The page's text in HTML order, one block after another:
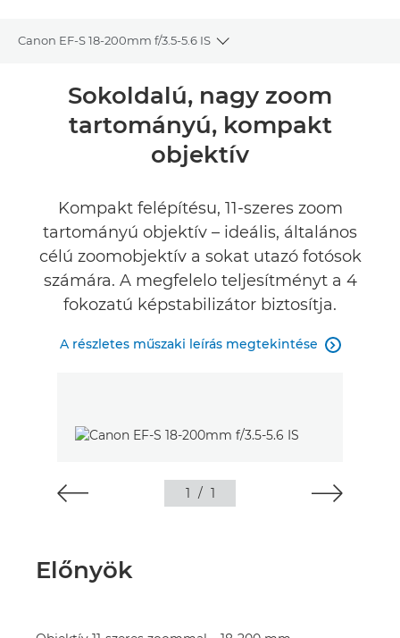
Canon EF-S 18-200mm f/3.5-5.6 IS
Toggle breadcrumbs
Áttekintés
Műszaki adatok
Sokoldalú, nagy zoom
tartományú, kompakt
objektív
Kompakt felépítésu, 11-szeres zoom
tartományú objektív – ideális, általános
célú zoomobjektív a sokat utazó fotósok
számára. A megfelelo teljesítményt a 4
fokozatú képstabilizátor biztosítja.
A részletes műszaki leírás megtekintése 
1 / 1
Előnyök